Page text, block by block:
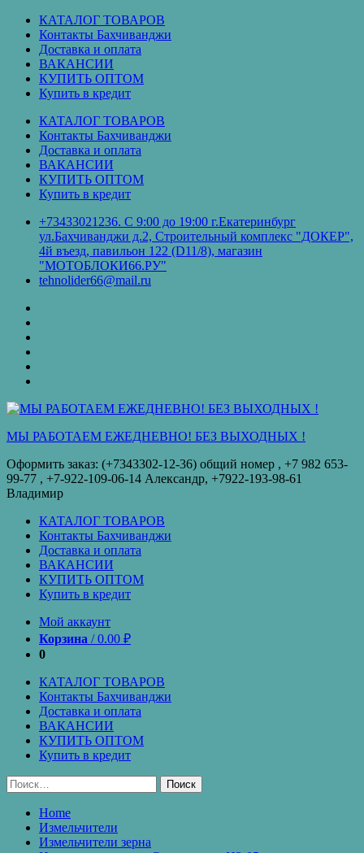
Перейти
содержимому
КАТАЛОГ ТОВАРОВ
Контакты Бахчиванджи
Доставка и оплата
ВАКАНСИИ
КУПИТЬ ОПТОМ
Купить в кредит
КАТАЛОГ ТОВАРОВ
Контакты Бахчиванджи
Доставка и оплата
ВАКАНСИИ
КУПИТЬ ОПТОМ
Купить в кредит
+73433021236. С 9:00 до 19:00 г.Екатеринбург
ул.Бахчиванджи д.2, Строительный комплекс "ДОКЕР",
4й въезд, павильон 122 (D11/8), магазин
"МОТОБЛОКИ66.РУ"
tehnolider66@mail.ru
кредит
МЫ РАБОТАЕМ ЕЖЕДНЕВНО! БЕЗ ВЫХОДНЫХ !
Оформить заказ: (+7343302-12-36) общий номер , ‪+7 982 653-
99-77‬ , +7-922-109-06-14 Александр, +7922-193-98-61
Владимир
КАТАЛОГ ТОВАРОВ
Контакты Бахчиванджи
Доставка и оплата
ВАКАНСИИ
КУПИТЬ ОПТОМ
Купить в кредит
Мой аккаунт
Корзина /0.00 ₽
0
КАТАЛОГ ТОВАРОВ
Контакты Бахчиванджи
Доставка и оплата
ВАКАНСИИ
КУПИТЬ ОПТОМ
Купить в кредит
Найти:
Home
Измельчители
Измельчители зерна